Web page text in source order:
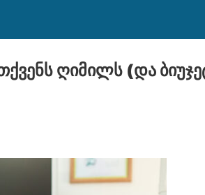
ღიმილს (და